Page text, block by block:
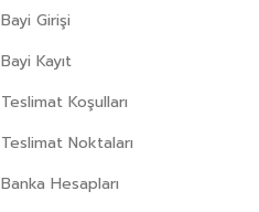
Bayi Girişi
Bayi Kayıt
Teslimat Koşulları
Teslimat Noktaları
Banka Hesapları